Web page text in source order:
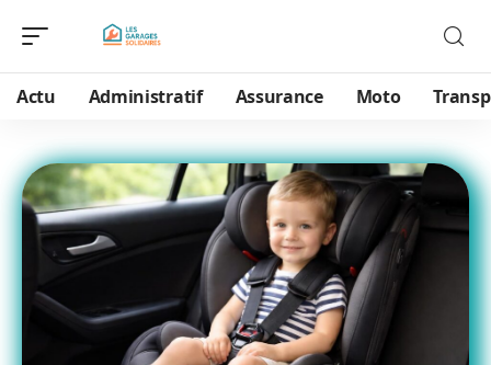
Actu Administratif Assurance Moto